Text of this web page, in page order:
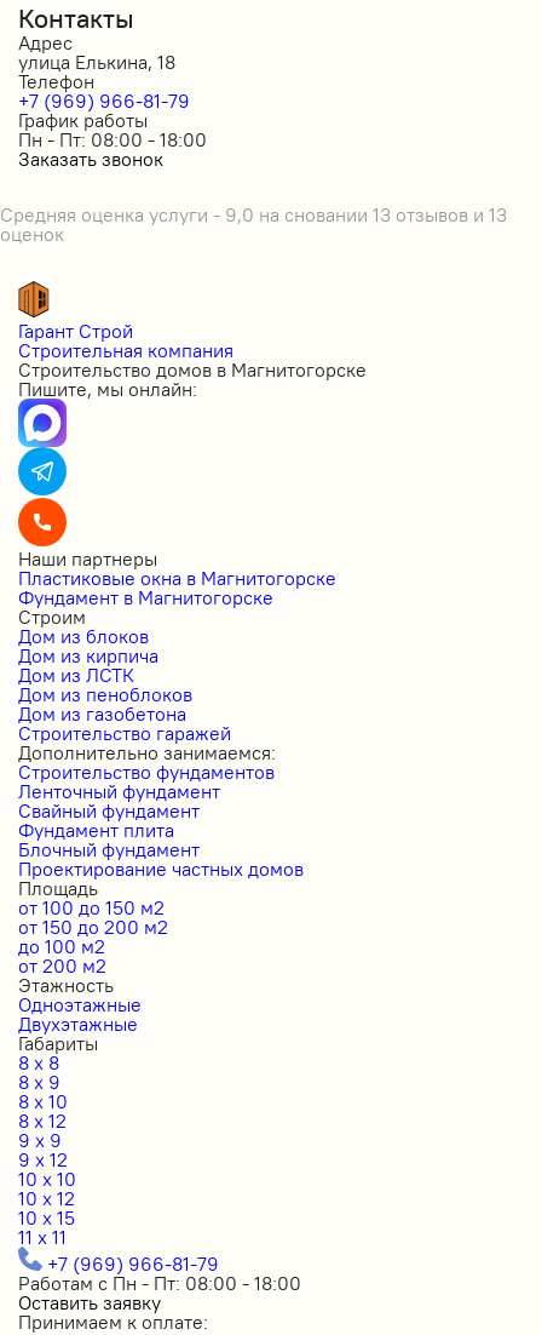
Контакты
Адрес
улица Елькина, 18
Телефон
+7 (969) 966-81-79
График работы
Пн - Пт: 08:00 - 18:00
Заказать звонок
Средняя оценка услуги - 9,0 на сновании 13 отзывов и 13
оценок
Гарант Строй
Строительная компания
Строительство домов в Магнитогорске
Пишите, мы онлайн:
Наши партнеры
Пластиковые окна в Магнитогорске
Фундамент в Магнитогорске
Строим
Дом из блоков
Дом из кирпича
Дом из ЛСТК
Дом из пеноблоков
Дом из газобетона
Строительство гаражей
Дополнительно занимаемся:
Строительство фундаментов
Ленточный фундамент
Свайный фундамент
Фундамент плита
Блочный фундамент
Проектирование частных домов
Площадь
от 100 до 150 м2
от 150 до 200 м2
до 100 м2
от 200 м2
Этажность
Одноэтажные
Двухэтажные
Габариты
8 x 8
8 x 9
8 x 10
8 x 12
9 x 9
9 x 12
10 x 10
10 x 12
10 x 15
11 x 11
+7 (969) 966-81-79
Работам с Пн - Пт: 08:00 - 18:00
Оставить заявку
Принимаем к оплате: